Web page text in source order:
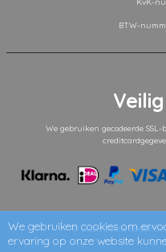
BTW-
We gebruiken gecodeerde
© 2026
We gebruiken cookies om
ervaring op onze website